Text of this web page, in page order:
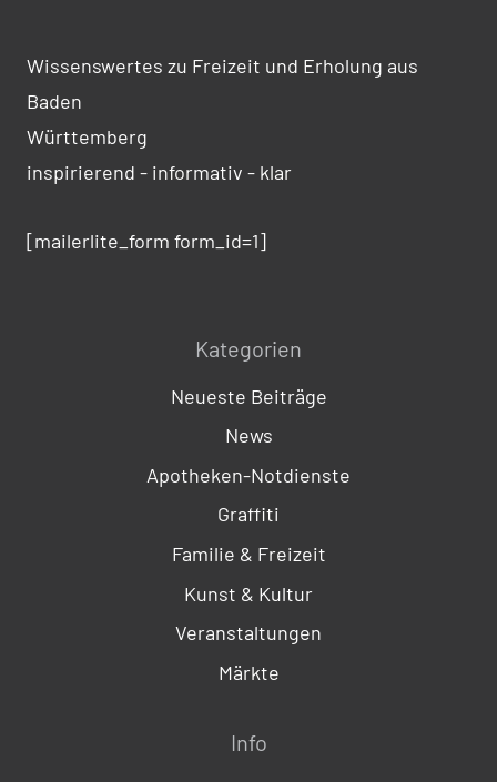
Wissenswertes zu Freizeit und Erholung aus
Baden
Württemberg
inspirierend - informativ - klar
[mailerlite_form form_id=1]
Kategorien
Neueste Beiträge
News
Apotheken-Notdienste
Graffiti
Familie & Freizeit
Kunst & Kultur
Veranstaltungen
Märkte
Info